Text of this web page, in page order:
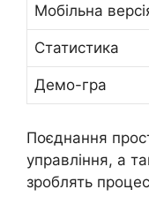
Мобільна
Статистика
Демо-гра
Поєднання
управління, а
зроблять